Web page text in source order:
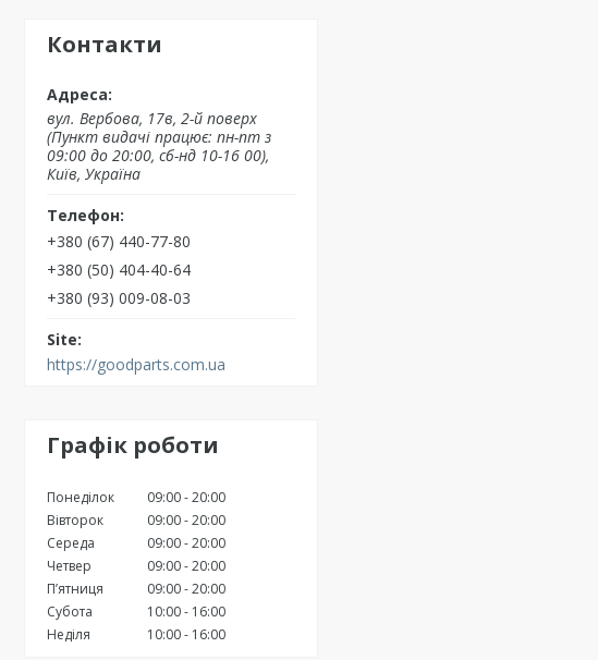
Контакти
вул. Вербова, 17в, 2-й поверх
(Пункт видачі працює: пн-пт з
09:00 до 20:00, сб-нд 10-16 00),
Київ, Україна
+380 (67) 440-77-80
+380 (50) 404-40-64
+380 (93) 009-08-03
https://goodparts.com.ua
Графік роботи
Понеділок 09:00 20:00
Вівторок
09:00 20:00
Середа
09:00 20:00
Четвер
09:00 20:00
Пʼятниця
09:00 20:00
Субота
10:00
16:00
Неділя
10:00 16:00